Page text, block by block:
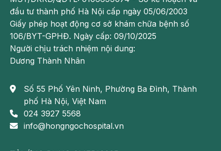
Cần được người thân hướng dẫn, thúc giục liên tục
Tự thực hiện một số công việc nhưng không thuần
thục: tự ăn nhưng làm rơi vãi thức ăn
Có ít hoặc không có kỹ năng giao tiếp, nhưng có
thể hiểu và đáp lại đơn guản
Có thể học được các kỹ năng hàng ngày, nhưng
không phức tạp
Có thể bạn quan tâm:
đầu tư thành phố Hà Nội cấp ngày 05/06/2003
Giấy phép hoạt động cơ sở khám chữa bệnh số
106/BYT-GPHĐ. Ngày cấp: 09/10/2025
Người chịu trách nhiệm nội dung:
Dương Thành Nhân
Số 55 Phố Yên Ninh, Phường Ba Đình, Thành
phố Hà Nội, Việt Nam
024 3927 5568
info@hongngochospital.vn